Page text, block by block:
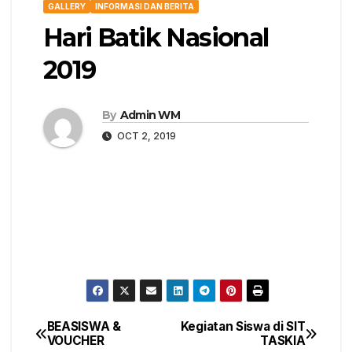
GALLERY INFORMASI DAN BERITA
Hari Batik Nasional
2019
By Admin WM
OCT 2, 2019
Post
Kegiatan Siswa di SIT
TASKIA
BEASISWA &
VOUCHER